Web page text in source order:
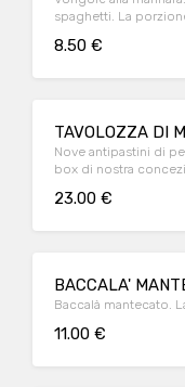
spaghetti. La
8.50 €
TAVOLOZZA DI
Nove antipastini di
box di nostra
23.00 €
BACCALA'
Baccalà mantecato.
11.00 €